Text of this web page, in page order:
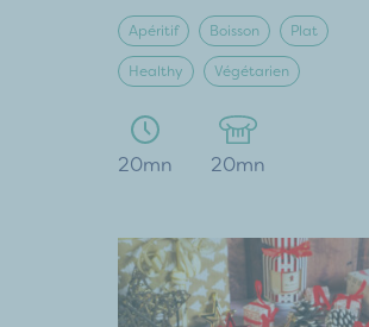
Apéritif Boisson Plat
Healthy Végétarien
20mn 20mn